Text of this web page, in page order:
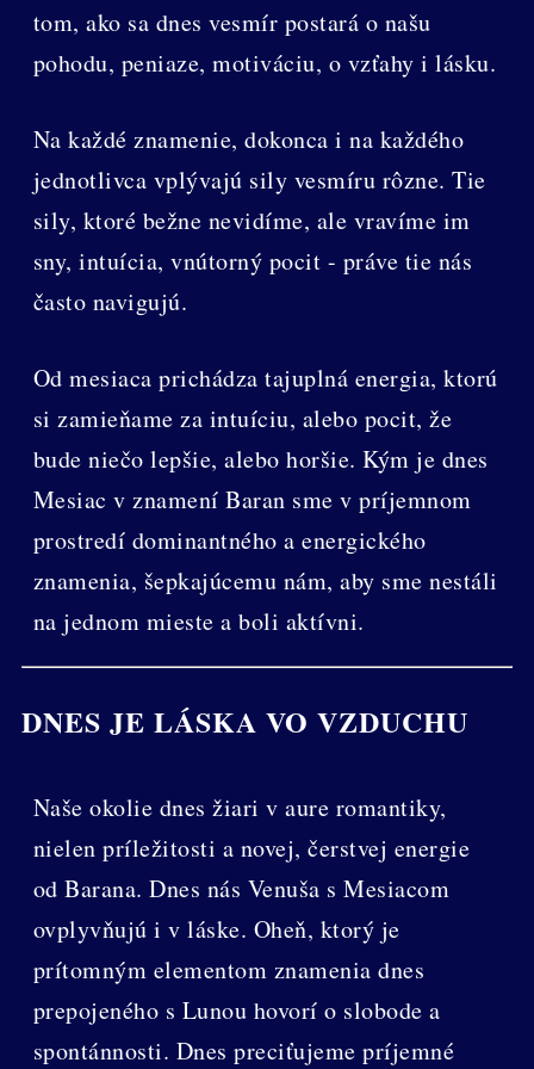
tom, ako sa dnes vesmír postará o našu
pohodu, peniaze, motiváciu, o vzťahy i lásku.
Na každé znamenie, dokonca i na každého
jednotlivca vplývajú sily vesmíru rôzne. Tie
sily, ktoré bežne nevidíme, ale vravíme im
sny, intuícia, vnútorný pocit - práve tie nás
často navigujú.
Od mesiaca prichádza tajuplná energia, ktorú
si zamieňame za intuíciu, alebo pocit, že
bude niečo lepšie, alebo horšie. Kým je dnes
Mesiac v znamení Baran sme v príjemnom
prostredí dominantného a energického
znamenia, šepkajúcemu nám, aby sme nestáli
na jednom mieste a boli aktívni.
DNES JE LÁSKA VO VZDUCHU
Naše okolie dnes žiari v aure romantiky,
nielen príležitosti a novej, čerstvej energie
od Barana. Dnes nás Venuša s Mesiacom
ovplyvňujú i v láske. Oheň, ktorý je
prítomným elementom znamenia dnes
prepojeného s Lunou hovorí o slobode a
spontánnosti. Dnes preciťujeme príjemné